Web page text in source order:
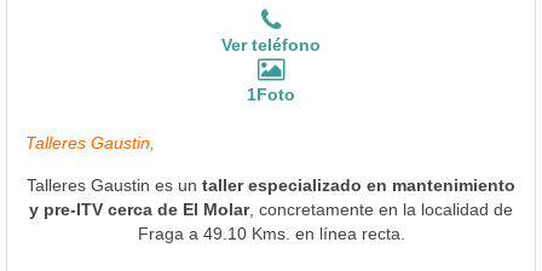
Ver teléfono
1Foto
Talleres Gaustin,
Talleres Gaustin es un taller especializado en mantenimiento
y pre-ITV cerca de El Molar, concretamente en la localidad de
Fraga a 49.10 Kms. en línea recta.